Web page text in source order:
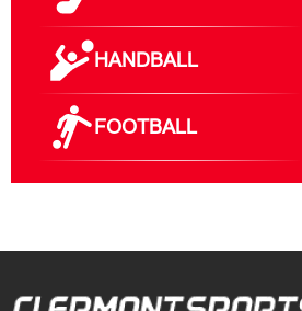
HANDBALL
FOOTBALL